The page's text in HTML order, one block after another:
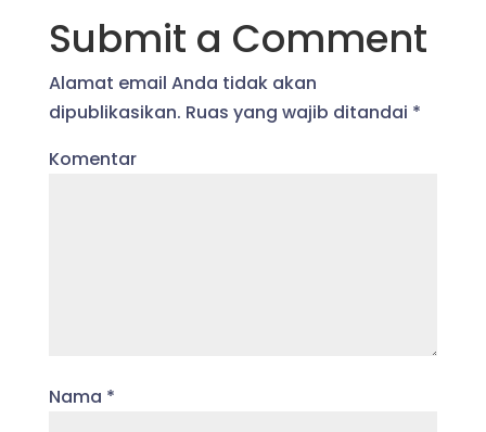
Submit a Comment
Alamat email Anda tidak akan
dipublikasikan. Ruas yang wajib ditandai *
Komentar
Nama *